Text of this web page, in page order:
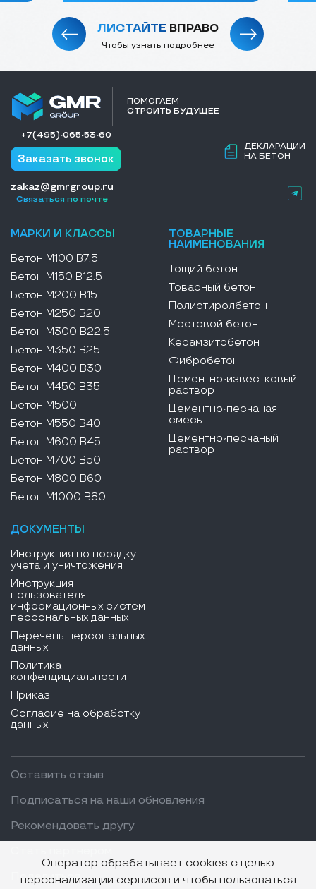
ЛИСТАЙТЕ ВПРАВО
Чтобы узнать подробнее
ПОМОГАЕМ
СТРОИТЬ БУДУЩЕЕ
ДЕКЛАРАЦИИ
НА БЕТОН
zakaz@gmrgroup.ru
Связаться по почте
+7(495)-065-53-60
Заказать звонок
МАРКИ И КЛАССЫ
Бетон М100 В7.5
Бетон М150 В12.5
Бетон М200 В15
Бетон М250 В20
Бетон М300 В22.5
Бетон М350 В25
Бетон М400 В30
Бетон М450 В35
Бетон М500
Бетон М550 В40
Бетон М600 В45
Бетон М700 В50
Бетон М800 В60
Бетон М1000 В80
ТОВАРНЫЕ
НАИМЕНОВАНИЯ
Тощий бетон
Товарный бетон
Полистиролбетон
Мостовой бетон
Керамзитобетон
Фибробетон
Цементно-известковый
раствор
Цементно-песчаная
смесь
Цементно-песчаный
раствор
ДОКУМЕНТЫ
Инструкция по порядку
учета и уничтожения
Инструкция
пользователя
информационных систем
персональных данных
Перечень персональных
данных
Политика
конфендициальности
Приказ
Согласие на обработку
данных
Оставить отзыв
Подписаться на наши обновления
Рекомендовать другу
Поделиться
Оператор обрабатывает cookies с целью
персонализации сервисов и чтобы пользоваться